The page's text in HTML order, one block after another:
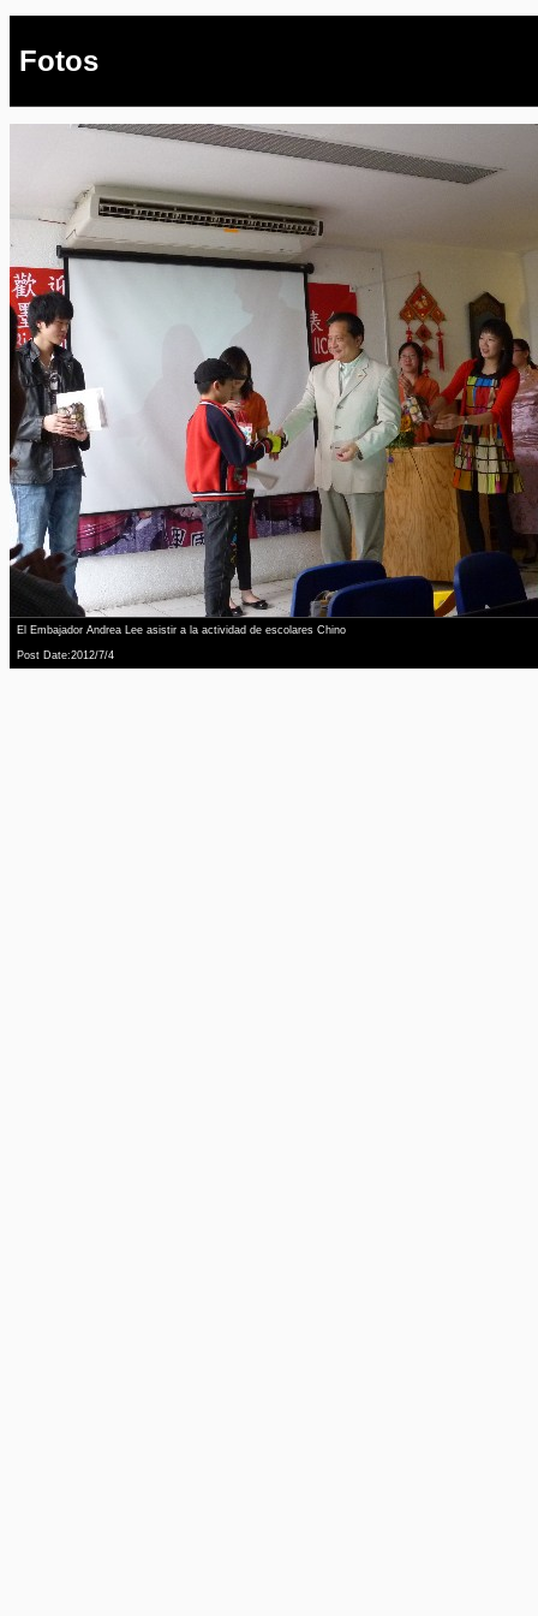
Fotos
El Embajador Andrea Lee asistir a la actividad de escolares Chino
Post Date:2012/7/4